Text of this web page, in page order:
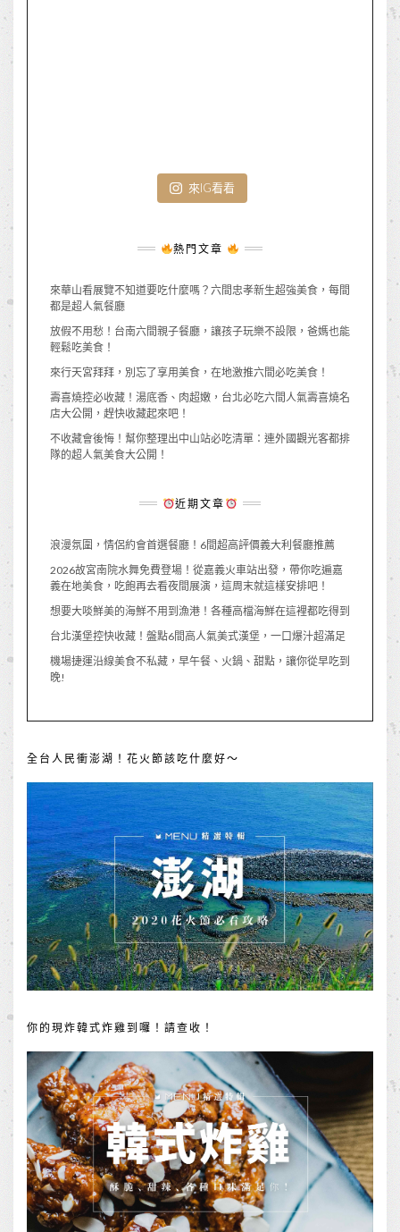
來IG看看
熱門文章
來華山看展覽不知道要吃什麼嗎？六間忠孝新生超強美食，每間
都是超人氣餐廳
放假不用愁！台南六間親子餐廳，讓孩子玩樂不設限，爸媽也能
輕鬆吃美食！
來行天宮拜拜，別忘了享用美食，在地激推六間必吃美食！
壽喜燒控必收藏！湯底香、肉超嫩，台北必吃六間人氣壽喜燒名
店大公開，趕快收藏起來吧！
不收藏會後悔！幫你整理出中山站必吃清單：連外國觀光客都排
隊的超人氣美食大公開！
近期文章
浪漫氛圍，情侶約會首選餐廳！6間超高評價義大利餐廳推薦
2026故宮南院水舞免費登場！從嘉義火車站出發，帶你吃遍嘉
義在地美食，吃飽再去看夜間展演，這周末就這樣安排吧！
想要大啖鮮美的海鮮不用到漁港！各種高檔海鮮在這裡都吃得到
台北漢堡控快收藏！盤點6間高人氣美式漢堡，一口爆汁超滿足
機場捷運沿線美食不私藏，早午餐、火鍋、甜點，讓你從早吃到
晚!
全台人民衝澎湖！花火節該吃什麼好～
你的現炸韓式炸雞到囉！請查收！